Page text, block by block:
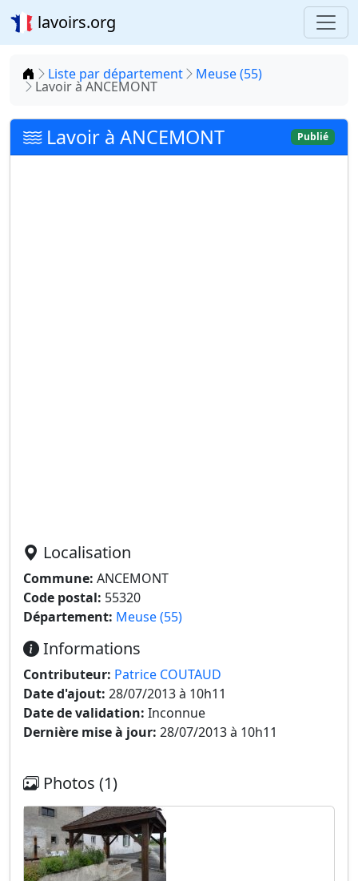
lavoirs.org
Accueil
Liste par département Meuse (55)
Lavoir à ANCEMONT
Lavoir à ANCEMONT Publié
Localisation
Commune: ANCEMONT
Code postal: 55320
Département: Meuse (55)
Informations
Contributeur: Patrice COUTAUD
Date d'ajout: 28/07/2013 à 10h11
Date de validation: Inconnue
Dernière mise à jour: 28/07/2013 à 10h11
Photos (1)